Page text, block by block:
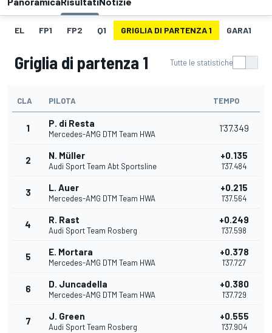
EL FP1 FP2 Q1 GRIGLIA DI PARTENZA 1 GARA1
Griglia di partenza 1 Tutte le statistiche
CLA PILOTA TEMPO
1 P. di Resta
Mercedes-AMG DTM Team HWA
1'37.349
2 N. Müller
Audi Sport Team Abt Sportsline
+0.135
1'37.484
3 L. Auer
Mercedes-AMG DTM Team HWA
+0.215
1'37.564
4 R. Rast
Audi Sport Team Rosberg
+0.249
1'37.598
5 E. Mortara
Mercedes-AMG DTM Team HWA
+0.378
1'37.727
6 D. Juncadella
Mercedes-AMG DTM Team HWA
+0.380
1'37.729
7 J. Green
Audi Sport Team Rosberg
+0.555
1'37.904